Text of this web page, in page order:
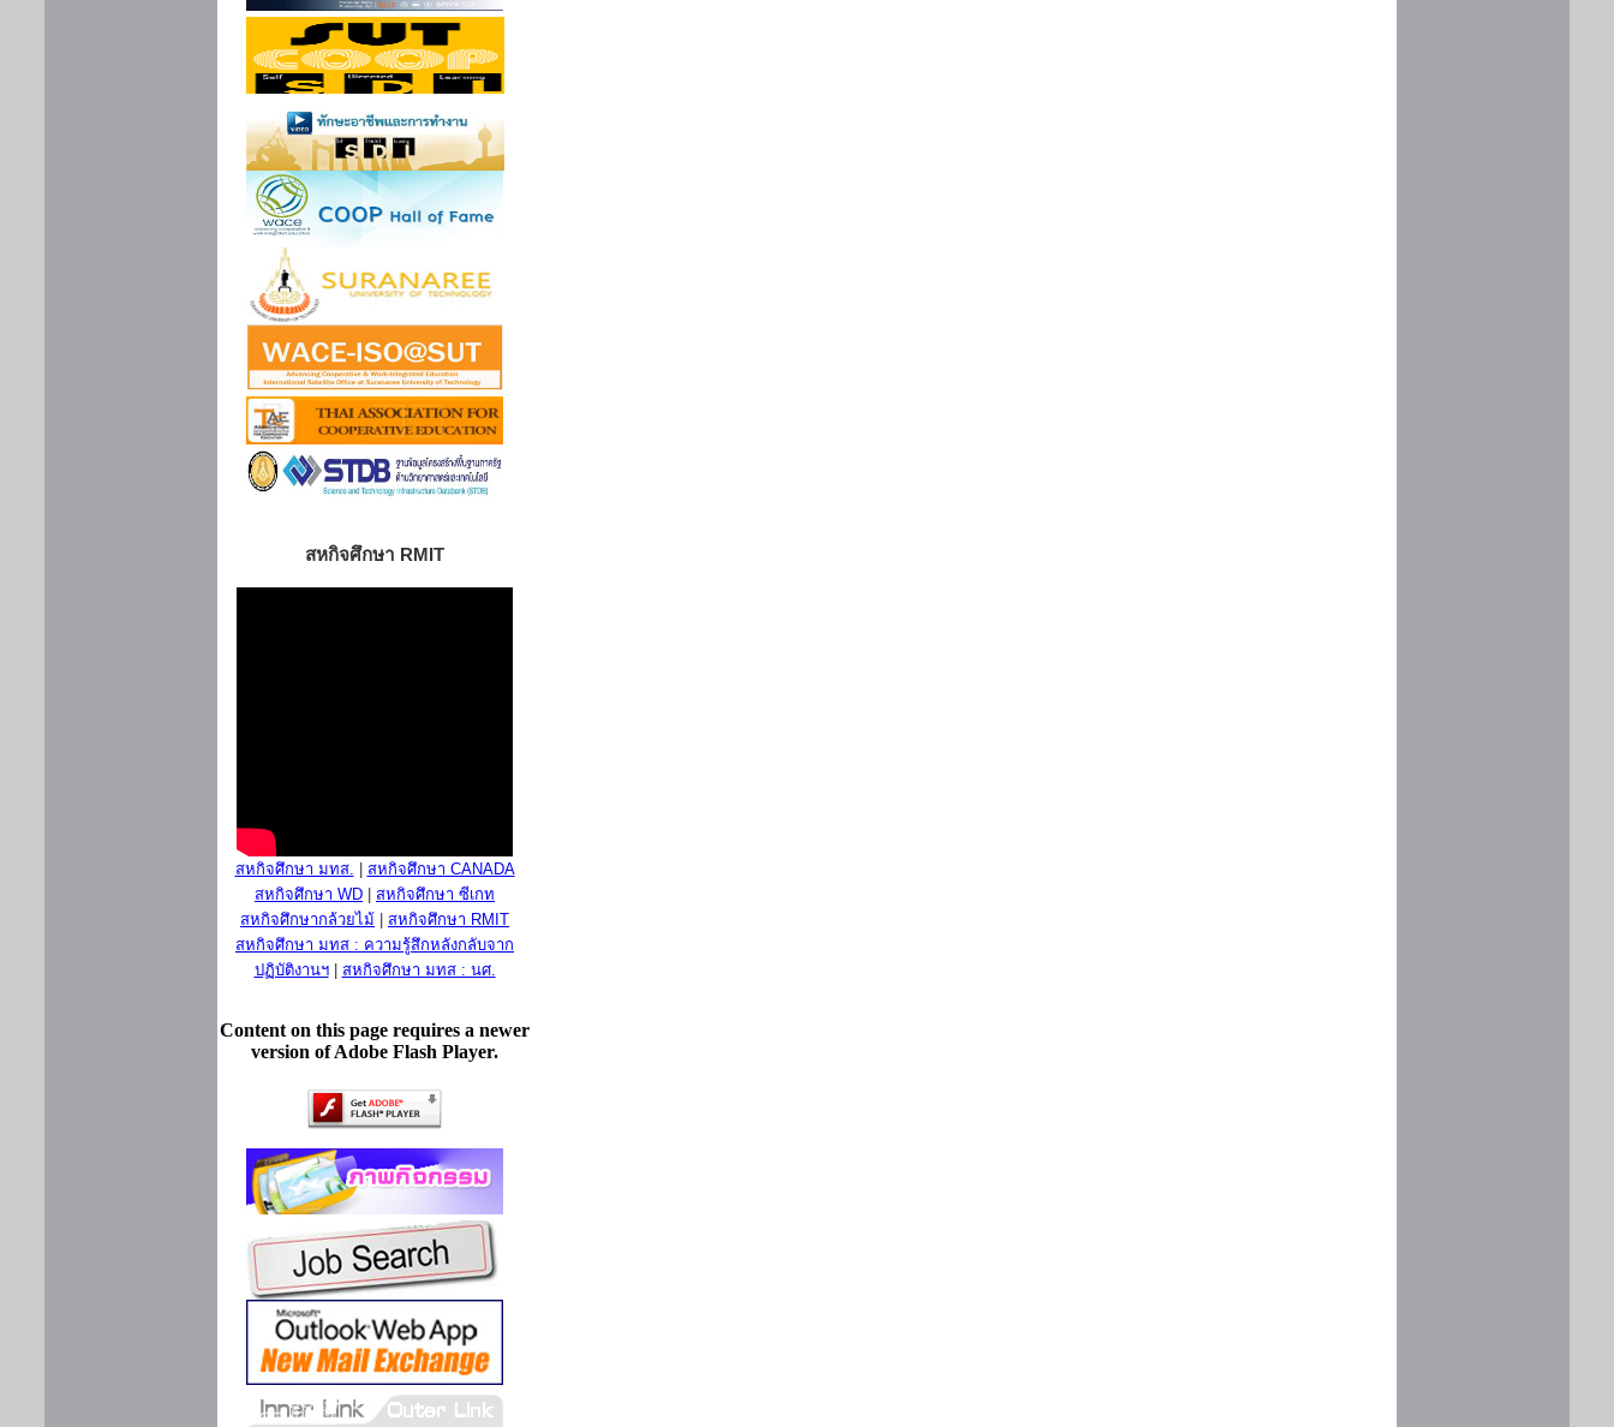
สหกิจศึกษา RMIT
สหกิจศึกษา มทส.
สหกิจศึกษา CANADA
สหกิจศึกษา WD
สหกิจศึกษา ซีเกท
สหกิจศึกษากล้วยไม้
สหกิจศึกษา RMIT
สหกิจศึกษา มทส : ความรู้สึกหลังกลับจาก
ปฏิบัติงานฯ| สหกิจศึกษา มทส : นศ.
Content on this page requires a newer
version of Adobe Flash Player.